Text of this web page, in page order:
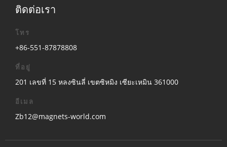
ติดต่อเรา
โทร
+86-551-87878808
ที่อยู่
201 เลขที่ 15 หลงซินลี่ เขตซิหมิง เซียะเหมิน 361000
อีเมล
Zb12@magnets-world.com